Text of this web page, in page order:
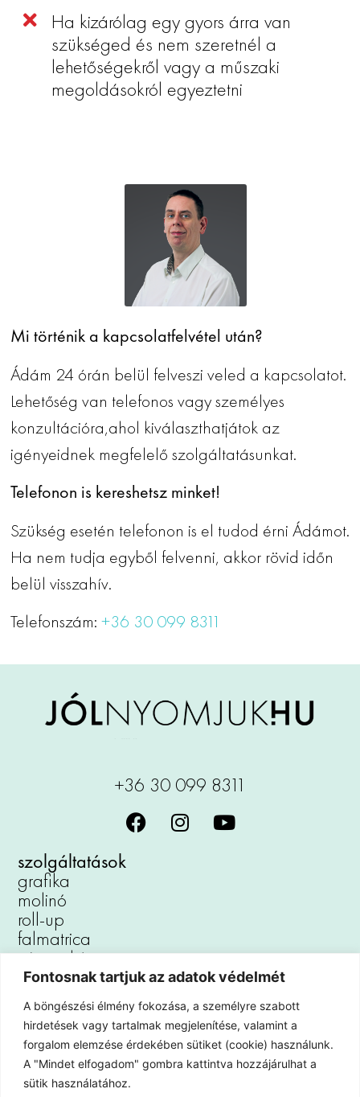
Fontosnak tartjuk az adatok védelmét
A böngészési élmény fokozása, a személyre szabott
hirdetések vagy tartalmak megjelenítése, valamint a
forgalom elemzése érdekében sütiket (cookie) használunk.
A "Mindet elfogadom" gombra kattintva hozzájárulhat a
sütik használatához.
Ha kizárólag egy gyors árra van
szükséged és nem szeretnél a
lehetőségekről vagy a műszaki
megoldásokról egyeztetni
Mi történik a kapcsolatfelvétel után?
Ádám 24 órán belül felveszi veled a kapcsolatot.
Lehetőség van telefonos vagy személyes
konzultációra,ahol kiválaszthatjátok az
igényeidnek megfelelő szolgáltatásunkat.
Telefonon is kereshetsz minket!
Szükség esetén telefonon is el tudod érni Ádámot.
Ha nem tudja egyből felvenni, akkor rövid időn
belül visszahív.
Telefonszám:+36 30 099 8311
+36 30 099 8311
szolgáltatások
grafika
molinó
roll-up
falmatrica
vászonkép
reklámtábla
padlómatrica
autófóliázás
kirakat dekoráció
iroda dekoráció
hűtőmágnes